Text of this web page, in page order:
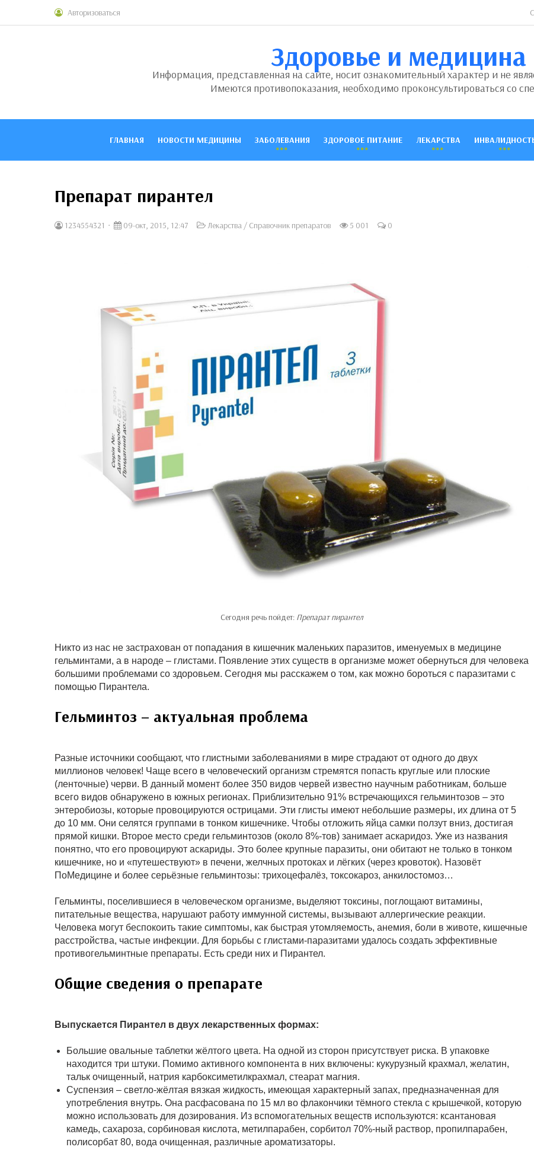
Авторизоваться
Здоровье и медицина
Информация, представленная на сайте, носит ознакомительный характер и не
Имеются противопоказания, необходимо проконсультироваться со
ГЛАВНАЯ НОВОСТИ МЕДИЦИНЫ ЗАБОЛЕВАНИЯ ЗДОРОВОЕ ПИТАНИЕ ЛЕКАРСТВА
Препарат пирантел
1234554321 09-окт, 2015, 12:47 Лекарства / Справочник препаратов 5 001 0
Сегодня речь пойдет: Препарат пирантел
Никто из нас не застрахован от попадания в кишечник маленьких паразитов, именуемых в медицине
гельминтами, а в народе – глистами. Появление этих существ в организме может обернуться для человека
большими проблемами со здоровьем. Сегодня мы расскажем о том, как можно бороться с паразитами с
помощью Пирантела.
Гельминтоз – актуальная проблема
Разные источники сообщают, что глистными заболеваниями в мире страдают от одного до двух
миллионов человек! Чаще всего в человеческий организм стремятся попасть круглые или плоские
(ленточные) черви. В данный момент более 350 видов червей известно научным работникам, больше
всего видов обнаружено в южных регионах. Приблизительно 91% встречающихся гельминтозов – это
энтеробиозы, которые провоцируются острицами. Эти глисты имеют небольшие размеры, их длина от 5
до 10 мм. Они селятся группами в тонком кишечнике. Чтобы отложить яйца самки ползут вниз, достигая
прямой кишки. Второе место среди гельминтозов (около 8%-тов) занимает аскаридоз. Уже из названия
понятно, что его провоцируют аскариды. Это более крупные паразиты, они обитают не только в тонком
кишечнике, но и «путешествуют» в печени, желчных протоках и лёгких (через кровоток). Назовёт
ПоМедицине и более серьёзные гельминтозы: трихоцефалёз, токсокароз, анкилостомоз…
Гельминты, поселившиеся в человеческом организме, выделяют токсины, поглощают витамины,
питательные вещества, нарушают работу иммунной системы, вызывают аллергические реакции.
Человека могут беспокоить такие симптомы, как быстрая утомляемость, анемия, боли в животе, кишечные
расстройства, частые инфекции. Для борьбы с глистами-паразитами удалось создать эффективные
противогельминтные препараты. Есть среди них и Пирантел.
Общие сведения о препарате
Выпускается Пирантел в двух лекарственных формах:
Большие овальные таблетки жёлтого цвета. На одной из сторон присутствует риска. В упаковке
находится три штуки. Помимо активного компонента в них включены: кукурузный крахмал, желатин,
тальк очищенный, натрия карбоксиметилкрахмал, стеарат магния.
Суспензия – светло-жёлтая вязкая жидкость, имеющая характерный запах, предназначенная для
употребления внутрь. Она расфасована по 15 мл во флакончики тёмного стекла с крышечкой, которую
можно использовать для дозирования. Из вспомогательных веществ используются: ксантановая
камедь, сахароза, сорбиновая кислота, метилпарабен, сорбитол 70%-ный раствор, пропилпарабен,
полисорбат 80, вода очищенная, различные ароматизаторы.